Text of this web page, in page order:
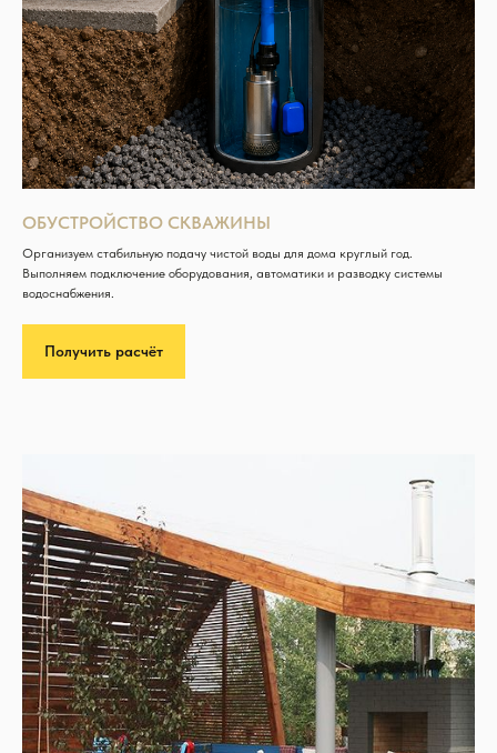
ОБУСТРОЙСТВО СКВАЖИНЫ
Организуем стабильную подачу чистой воды для дома круглый год.
Выполняем подключение оборудования, автоматики и разводку системы
водоснабжения.
Получить расчёт